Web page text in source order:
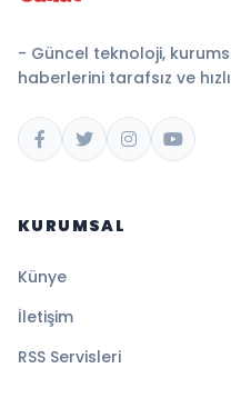
- Güncel teknoloji,
haberlerini tarafsız ve
KURUMSAL
Künye
İletişim
RSS Servisleri